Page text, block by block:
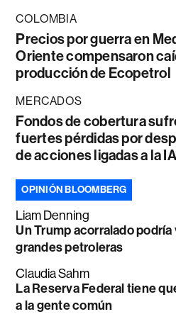
COLOMBIA
Precios por guerra en
Oriente compensaron
producción de Ecopetrol
MERCADOS
Fondos de cobertura
fuertes pérdidas por
de acciones ligadas a la IA
OPINIÓN BLOOMBERG
Liam Denning
Un Trump acorralado
grandes petroleras
Claudia Sahm
La Reserva Federal tiene
a la gente común